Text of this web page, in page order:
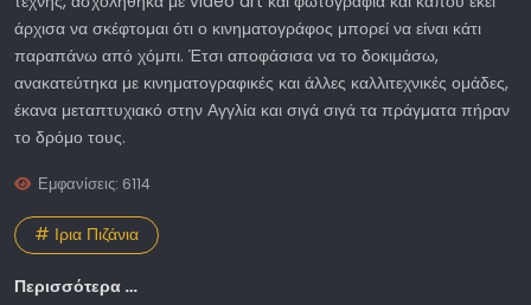
άρχισα να σκέφτομαι ότι ο κινηματογράφος μπορεί να είναι κάτι
παραπάνω από χόμπι. Έτσι αποφάσισα να το δοκιμάσω,
ανακατεύτηκα με κινηματογραφικές και άλλες καλλιτεχνικές ομάδες,
έκανα μεταπτυχιακό στην Αγγλία και σιγά σιγά τα πράγματα πήραν
το δρόμο τους.
Εμφανίσεις: 6114
# Ιρια Πιζάνια
Περισσότερα …